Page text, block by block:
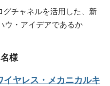
グチャネルを活用した、新
ウ・アイデアであるか
様
ヤレス・メカニカルキ